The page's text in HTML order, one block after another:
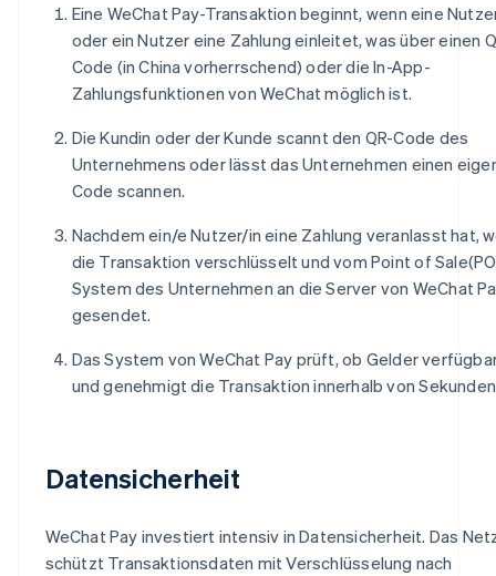
Eine WeChat Pay-Transaktion beginnt, wenn eine
oder ein Nutzer eine Zahlung einleitet, was über einen
Code (in China vorherrschend) oder die In-App-
Zahlungsfunktionen von WeChat möglich ist.
Die Kundin oder der Kunde scannt den QR-Code des
Unternehmens oder lässt das Unternehmen einen
Code scannen.
Nachdem ein/e Nutzer/in eine Zahlung veranlasst hat,
die Transaktion verschlüsselt und vom Point of
System des Unternehmen an die Server von WeChat
gesendet.
Das System von WeChat Pay prüft, ob Gelder
und genehmigt die Transaktion innerhalb von
Datensicherheit
WeChat Pay investiert intensiv in Datensicherheit. Das
schützt Transaktionsdaten mit Verschlüsselung nach